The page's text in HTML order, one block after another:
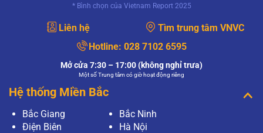
* Bình chọn của Vietnam Report 2025
Liên hệ
Tìm trung tâm VNVC
Hotline: 028 7102 6595
Mở cửa 7:30 – 17:00 (không nghỉ trưa)
Một số Trung tâm có giờ hoạt động riêng
Hệ thống Miền Bắc
Bắc Giang
Bắc Ninh
Điện Biên
Hà Nội